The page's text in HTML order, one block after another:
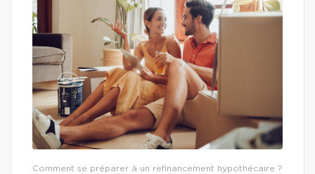
Comment se préparer à un refinancement hypothécaire ?